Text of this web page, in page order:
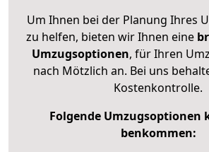
Um Ihnen bei der Planung Ihres
zu helfen, bieten wir Ihnen eine
Umzugsoptionen, für Ihren
nach Mötzlich an. Bei uns
Kostenkontrolle.
Folgende Umzugsoptionen
benkommen: